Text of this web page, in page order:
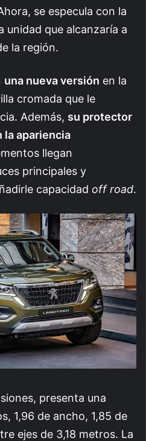
se especula con la
unidad que alcanzaría a
la región.
una nueva versión en la
cromada que le
Además, su protector
la apariencia
llegan
principales y
capacidad off road.
presenta una
1,96 de ancho, 1,85 de
ejes de 3,18 metros. La